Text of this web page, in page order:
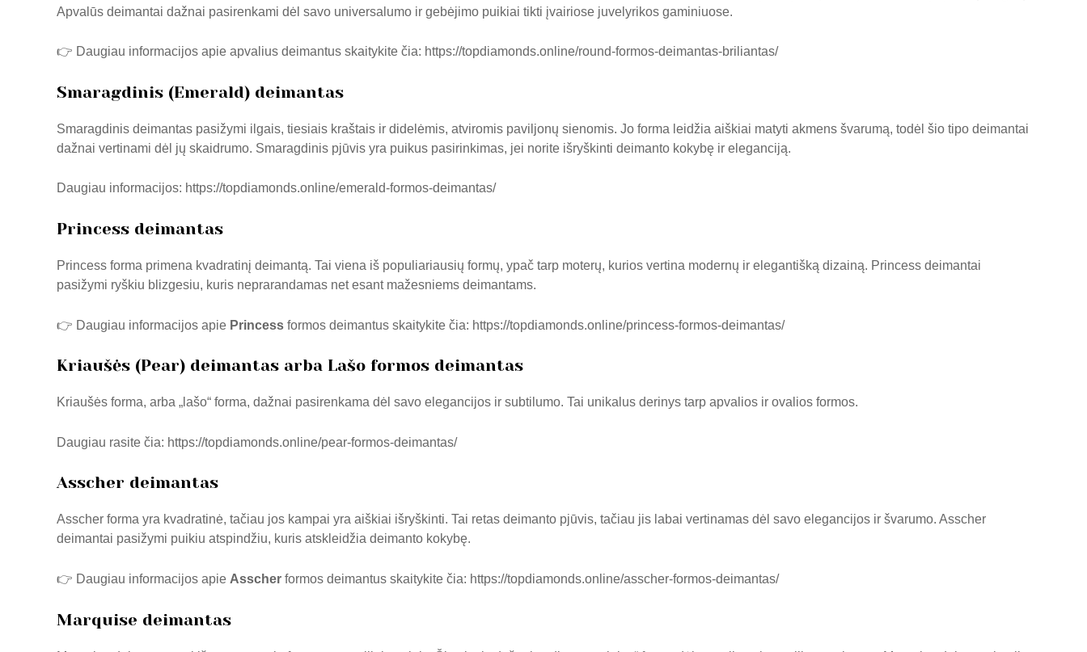
Apvalūs deimantai dažnai pasirenkami dėl savo universalumo ir gebėjimo puikiai tikti įvairiose juvelyrikos gaminiuose.
👉 Daugiau informacijos apie apvalius deimantus skaitykite čia: https://topdiamonds.online/round-formos-deimantas-briliantas/
Smaragdinis (Emerald) deimantas
Smaragdinis deimantas pasižymi ilgais, tiesiais kraštais ir didelėmis, atviromis paviljonų sienomis. Jo forma leidžia aiškiai matyti akmens švarumą, todėl šio tipo deimantai
dažnai vertinami dėl jų skaidrumo. Smaragdinis pjūvis yra puikus pasirinkimas, jei norite išryškinti deimanto kokybę ir eleganciją.
Daugiau informacijos: https://topdiamonds.online/emerald-formos-deimantas/
Princess deimantas
Princess forma primena kvadratinį deimantą. Tai viena iš populiariausių formų, ypač tarp moterų, kurios vertina modernų ir elegantišką dizainą. Princess deimantai
pasižymi ryškiu blizgesiu, kuris neprarandamas net esant mažesniems deimantams.
👉 Daugiau informacijos apie Princess formos deimantus skaitykite čia: https://topdiamonds.online/princess-formos-deimantas/
Kriaušės (Pear) deimantas arba Lašo formos deimantas
Kriaušės forma, arba „lašo“ forma, dažnai pasirenkama dėl savo elegancijos ir subtilumo. Tai unikalus derinys tarp apvalios ir ovalios formos.
Daugiau rasite čia: https://topdiamonds.online/pear-formos-deimantas/
Asscher deimantas
Asscher forma yra kvadratinė, tačiau jos kampai yra aiškiai išryškinti. Tai retas deimanto pjūvis, tačiau jis labai vertinamas dėl savo elegancijos ir švarumo. Asscher
deimantai pasižymi puikiu atspindžiu, kuris atskleidžia deimanto kokybę.
👉 Daugiau informacijos apie Asscher formos deimantus skaitykite čia: https://topdiamonds.online/asscher-formos-deimantas/
Marquise deimantas